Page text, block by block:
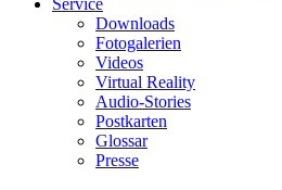
Downloads
Fotogalerien
Videos
Virtual Reality
Audio-Stories
Postkarten
Glossar
Presse